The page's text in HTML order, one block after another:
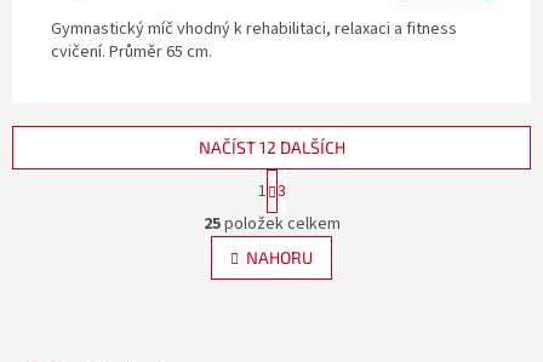
Gymnastický míč vhodný k rehabilitaci, relaxaci a fitness
cvičení. Průměr 65 cm.
O
v
l
á
NAČÍST 12 DALŠÍCH
S
t
r
á
n
k
1 3
25položek celkem
NAHORU